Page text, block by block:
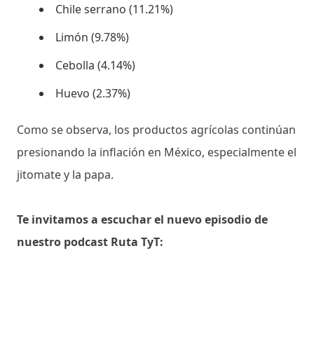
Chile serrano (11.21%)
Limón (9.78%)
Cebolla (4.14%)
Huevo (2.37%)
Como se observa, los productos agrícolas continúan
presionando la inflación en México, especialmente el
jitomate y la papa.
Te invitamos a escuchar el nuevo episodio de
nuestro podcast Ruta TyT: